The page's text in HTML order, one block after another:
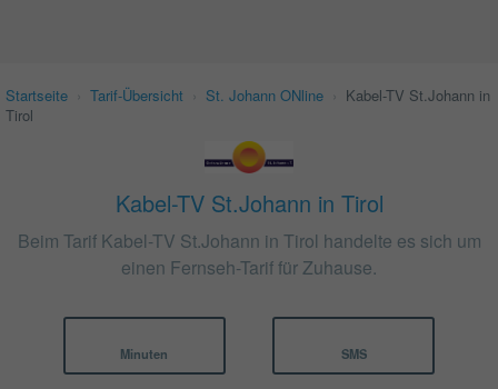
Startseite Tarif-Übersicht St. Johann ONline
Kabel-TV St.Johann in
Tirol
Kabel-TV St.Johann in Tirol
Beim Tarif Kabel-TV St.Johann in Tirol handelte es sich um
einen Fernseh-Tarif für Zuhause.
Minuten SMS